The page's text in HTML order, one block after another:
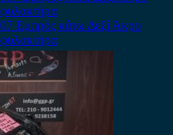
Εμπρός κάτω Δεξί Άκρο